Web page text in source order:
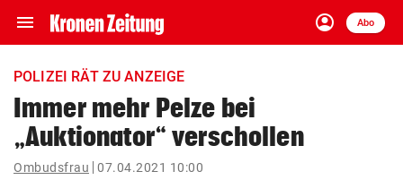
menu Navigation
ein-/ausklappen
account_circle
Anmelden
Abo
close Schließen
account_circle Anmelden
arrow_right
POLIZEI RÄT ZU ANZEIGE
Immer mehr Pelze bei
„Auktionator“ verschollen
Ombudsfrau 07.04.2021 10:00